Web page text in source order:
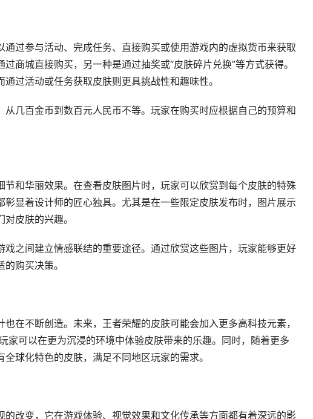
过参与活动、完成任务、直接购买或使用游戏内的虚拟货币来获取
商城直接购买，另一种是通过抽奖或“皮肤碎片兑换”等方式获得。
过活动或任务获取皮肤则更具挑战性和趣味性。
几百金币到数百元人民币不等。玩家在购买时应根据自己的预算和
和华丽效果。在查看皮肤图片时，玩家可以欣赏到每个皮肤的特殊
显着设计师的匠心独具。尤其是在一些限定皮肤发布时，图片展示
皮肤的兴趣。
之间建立情感联结的重要途径。通过欣赏这些图片，玩家能够更好
购买决策。
在不断创造。未来，王者荣耀的皮肤可能会加入更多高科技元素，
家可以在更为沉浸的环境中体验皮肤带来的乐趣。同时，随着更多
球化特色的皮肤，满足不同地区玩家的需求。
改变，它在游戏体验、视觉效果和文化传承等方面都有着深远的影